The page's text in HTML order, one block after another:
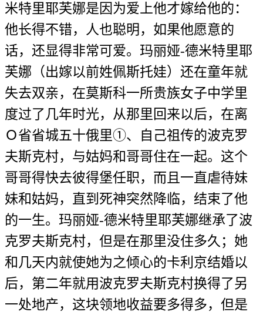
米特里耶芙娜是因为爱上他才嫁给他的：
他长得不错，人也聪明，如果他愿意的
话，还显得非常可爱。玛丽娅-德米特里耶
芙娜（出嫁以前姓佩斯托娃）还在童年就
失去双亲，在莫斯科一所贵族女子中学里
度过了几年时光，从那里回来以后，在离
Ｏ省省城五十俄里①、自己祖传的波克罗
夫斯克村，与姑妈和哥哥住在一起。这个
哥哥得快去彼得堡任职，而且一直虐待妹
妹和姑妈，直到死神突然降临，结束了他
的一生。玛丽娅-德米特里耶芙娜继承了波
克罗夫斯克村，但是在那里没住多久；她
和几天内就使她为之倾心的卡利京结婚以
后，第二年就用波克罗夫斯克村换得了另
一处地产，这块领地收益要多得多，但是